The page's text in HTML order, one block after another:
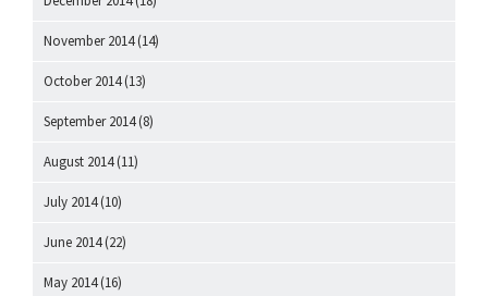
November 2014(14)
October 2014(13)
September 2014(8)
August 2014(11)
July 2014(10)
June 2014(22)
May 2014(16)